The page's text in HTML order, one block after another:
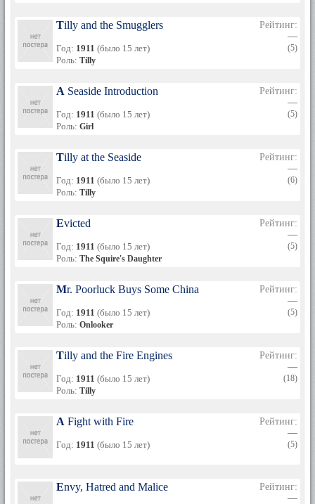
Tilly and the Smugglers
Год: 1911 (было 15 лет)
Роль: Tilly
Рейтинг:
—
(5)
A Seaside Introduction
Год: 1911 (было 15 лет)
Роль: Girl
Рейтинг:
—
(5)
Tilly at the Seaside
Год: 1911 (было 15 лет)
Роль: Tilly
Рейтинг:
—
(6)
Evicted
Год: 1911 (было 15 лет)
Роль: The Squire's Daughter
Рейтинг:
—
(5)
Mr. Poorluck Buys Some China
Год: 1911 (было 15 лет)
Роль: Onlooker
Рейтинг:
—
(5)
Tilly and the Fire Engines
Год: 1911 (было 15 лет)
Роль: Tilly
Рейтинг:
—
(18)
A Fight with Fire
Год: 1911 (было 15 лет)
Рейтинг:
—
(5)
Envy, Hatred and Malice
Рейтинг:
—